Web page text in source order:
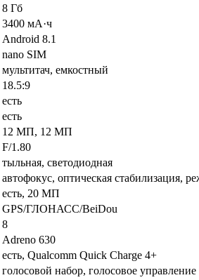
8 Гб
3400 мА·ч
Android 8.1
nano SIM
мультитач, емкостный
18.5:9
есть
есть
12 МП, 12 МП
F/1.80
тыльная, светодиодная
автофокус, оптическая стабилизация,
есть, 20 МП
GPS/ГЛОНАСС/BeiDou
8
Adreno 630
есть, Qualcomm Quick Charge 4+
голосовой набор, голосовое управление